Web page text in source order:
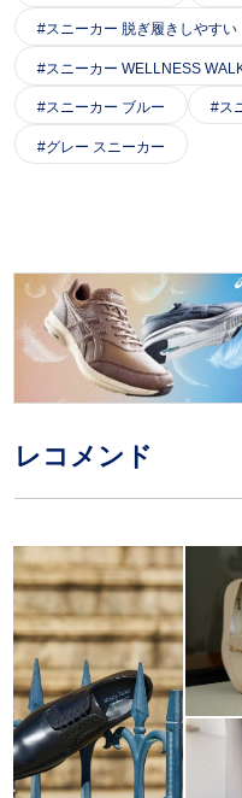
スニーカー 脱ぎ履きしやすい
スニーカー WELLNESS
スニーカー ブルー ス
グレー スニーカー
レコメンド